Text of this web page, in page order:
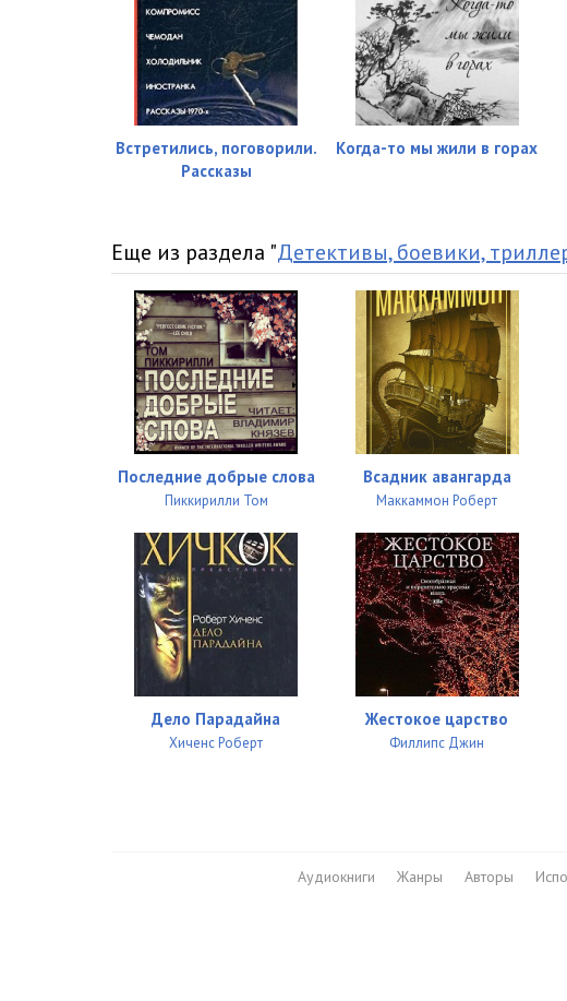
Встретились, поговорили.
Рассказы
Когда-то мы жили в горах
Еще из раздела "Детективы, боевики,
Последние добрые слова
Пиккирилли Том
Всадник авангарда
Маккаммон Роберт
Дело Парадайна
Хиченс Роберт
Жестокое царство
Филлипс Джин
Аудиокниги Жанры Авторы